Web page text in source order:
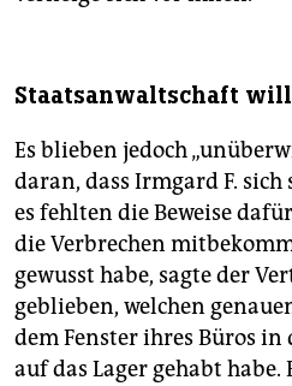
Staatsanwaltschaft
Es blieben jedoch
daran, dass Irmgard F.
es fehlten die Beweise
die Verbrechen
gewusst habe, sagte der
geblieben, welchen
dem Fenster ihres Büros
auf das Lager gehabt habe.